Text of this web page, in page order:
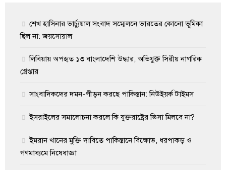
শেখ হাসিনার ভার্চ্যুয়াল সংবাদ সম্মেলনে ভারতের কোনো ভূমিকা
ছিল না: জয়সোয়াল
লিবিয়ায় অপহৃত ১৩ বাংলাদেশি উদ্ধার, অভিযুক্ত সিরীয় নাগরিক
গ্রেপ্তার
সাংবাদিকদের দমন-পীড়ন করছে পাকিস্তান: নিউইয়র্ক টাইমস
ইসরাইলের সমালোচনা করলে কি যুক্তরাষ্ট্রের ভিসা মিলবে না?
ইমরান খানের মুক্তি দাবিতে পাকিস্তানে বিক্ষোভ, ধরপাকড় ও
গণমাধ্যমে নিষেধাজ্ঞা